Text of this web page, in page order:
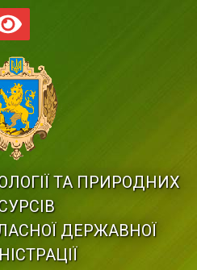
ТА ПРИРОДНИХ
ДЕРЖАВНОЇ